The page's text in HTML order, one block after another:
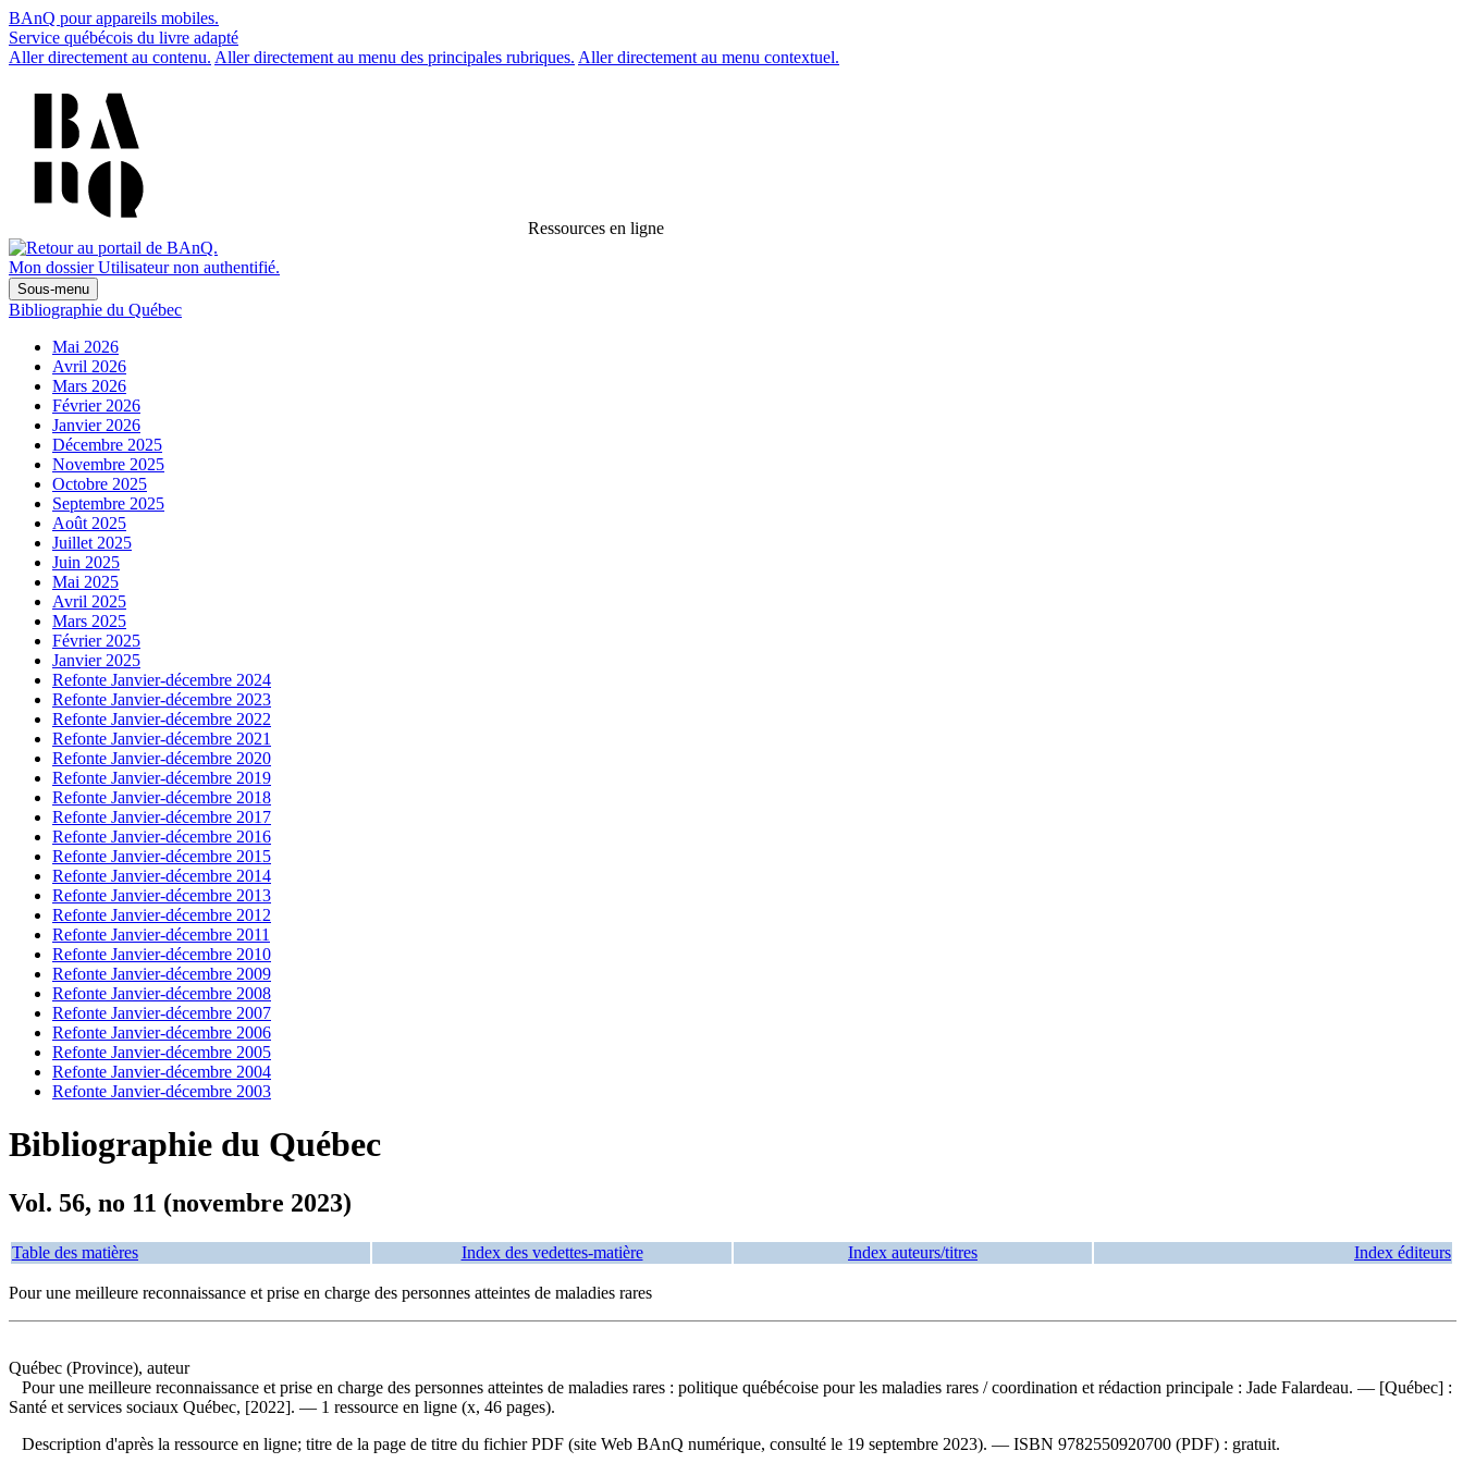
BAnQ pour appareils mobiles.
Service québécois du livre adapté
Aller directement au contenu. Aller directement au menu des principales rubriques. Aller directement au menu contextuel.
Ressources en ligne
Mon dossier Utilisateur non authentifié.
Sous-menu
Bibliographie du Québec
Mai 2026
Avril 2026
Mars 2026
Février 2026
Janvier 2026
Décembre 2025
Novembre 2025
Octobre 2025
Septembre 2025
Août 2025
Juillet 2025
Juin 2025
Mai 2025
Avril 2025
Mars 2025
Février 2025
Janvier 2025
Refonte Janvier-décembre 2024
Refonte Janvier-décembre 2023
Refonte Janvier-décembre 2022
Refonte Janvier-décembre 2021
Refonte Janvier-décembre 2020
Refonte Janvier-décembre 2019
Refonte Janvier-décembre 2018
Refonte Janvier-décembre 2017
Refonte Janvier-décembre 2016
Refonte Janvier-décembre 2015
Refonte Janvier-décembre 2014
Refonte Janvier-décembre 2013
Refonte Janvier-décembre 2012
Refonte Janvier-décembre 2011
Refonte Janvier-décembre 2010
Refonte Janvier-décembre 2009
Refonte Janvier-décembre 2008
Refonte Janvier-décembre 2007
Refonte Janvier-décembre 2006
Refonte Janvier-décembre 2005
Refonte Janvier-décembre 2004
Refonte Janvier-décembre 2003
Bibliographie du Québec
Vol. 56, no 11 (novembre 2023)
Table des matières Index des vedettes-matière Index auteurs/titres Index éditeurs
Pour une meilleure reconnaissance et prise en charge des personnes atteintes de maladies rares
Québec (Province), auteur
Pour une meilleure reconnaissance et prise en charge des personnes atteintes de maladies rares : politique québécoise pour les maladies rares / coordination et rédaction principale : Jade Falardeau. — [Québec] :
Santé et services sociaux Québec, [2022]. — 1 ressource en ligne (x, 46 pages).
Description d'après la ressource en ligne; titre de la page de titre du fichier PDF (site Web BAnQ numérique, consulté le 19 septembre 2023). — ISBN 9782550920700 (PDF) : gratuit.